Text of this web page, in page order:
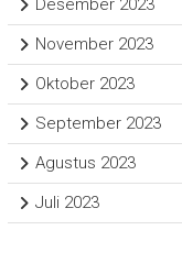
Desember 2023
November 2023
Oktober 2023
September 2023
Agustus 2023
Juli 2023